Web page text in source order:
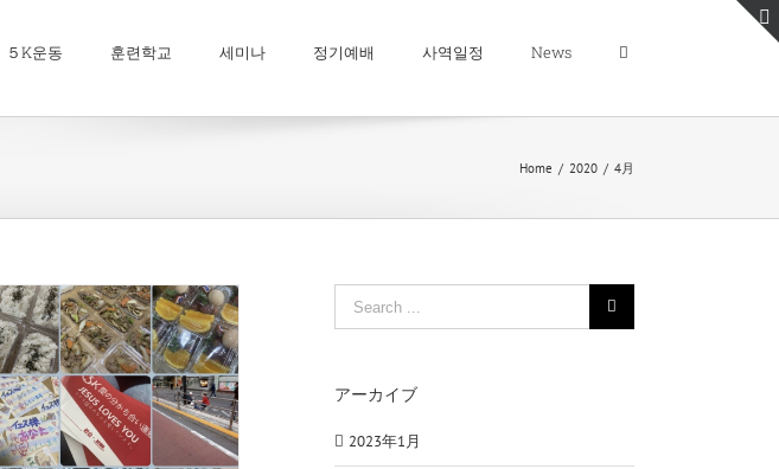
５K운동 훈련학교 세미나 정기예배 사역일정 News
Home / 2020 / 4月
アーカイブ
2023年1月